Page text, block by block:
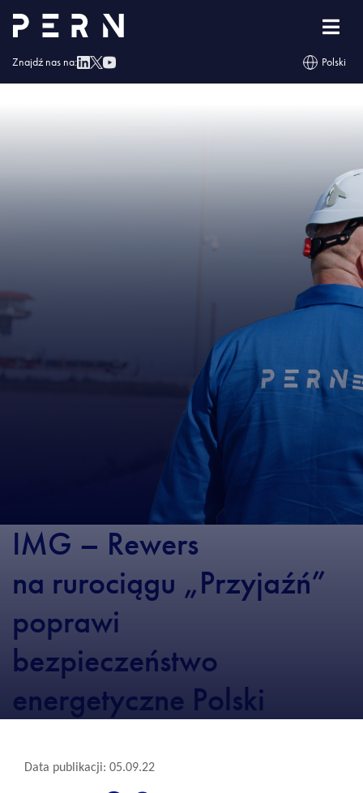
Znajdź nas na: Polski
Strona główna »Rewers na rurociągu „Przyjaźń” poprawi bezpieczeństwo
bezpieczeństwo energetyczne Polski
IMG – Rewers
na rurociągu „Przyjaźń”
poprawi
bezpieczeństwo
energetyczne Polski
Data publikacji: 05.09.22